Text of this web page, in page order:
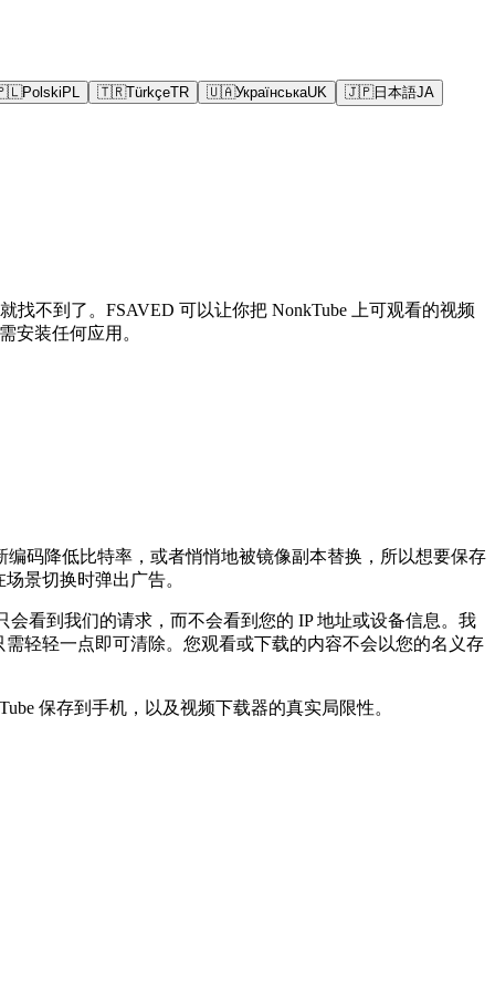
Polski PL 🇹🇷TürkçeTR 🇺🇦УкраїнськаUK 🇯🇵日本語JA
不到了。FSAVED 可以让你把 NonkTube 上可观看的视频
安装任何应用。
码降低比特率，或者悄悄地被镜像副本替换，所以想要保存
景切换时弹出广告。
看到我们的请求，而不会看到您的 IP 地址或设备信息。我
轻轻一点即可清除。您观看或下载的内容不会以您的名义存
保存到手机，以及视频下载器的真实局限性。